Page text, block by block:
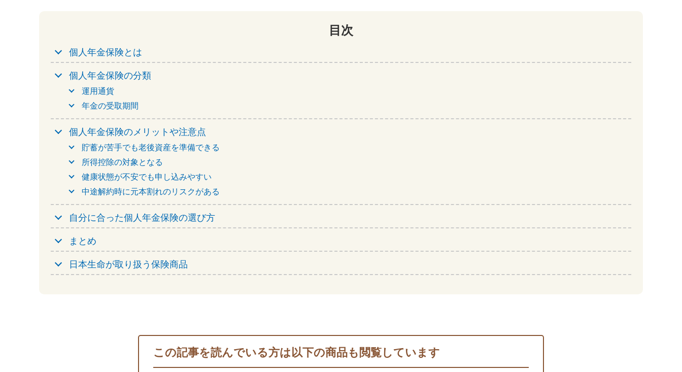
目次
個人年金保険とは
個人年金保険の分類
運用通貨
年金の受取期間
個人年金保険のメリットや注意点
貯蓄が苦手でも老後資産を準備できる
所得控除の対象となる
健康状態が不安でも申し込みやすい
中途解約時に元本割れのリスクがある
自分に合った個人年金保険の選び方
まとめ
日本生命が取り扱う保険商品
この記事を読んでいる方は以下の商品も閲覧しています